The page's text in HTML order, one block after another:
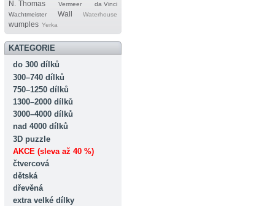
N. Thomas
Vermeer
da Vinci
Wachtmeister
Wall Waterhouse
wumples Yerka
KATEGORIE
do 300 dílků
300–740 dílků
750–1250 dílků
1300–2000 dílků
3000–4000 dílků
nad 4000 dílků
3D puzzle
AKCE (sleva až 40 %)
čtvercová
dětská
dřevěná
extra velké dílky